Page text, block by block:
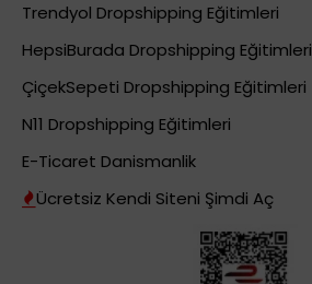
Trendyol Dropshipping Eğitimleri
HepsiBurada Dropshipping Eğitimleri
ÇiçekSepeti Dropshipping Eğitimleri
N11 Dropshipping Eğitimleri
E-Ticaret Danismanlik
Ücretsiz Kendi Siteni Şimdi Aç